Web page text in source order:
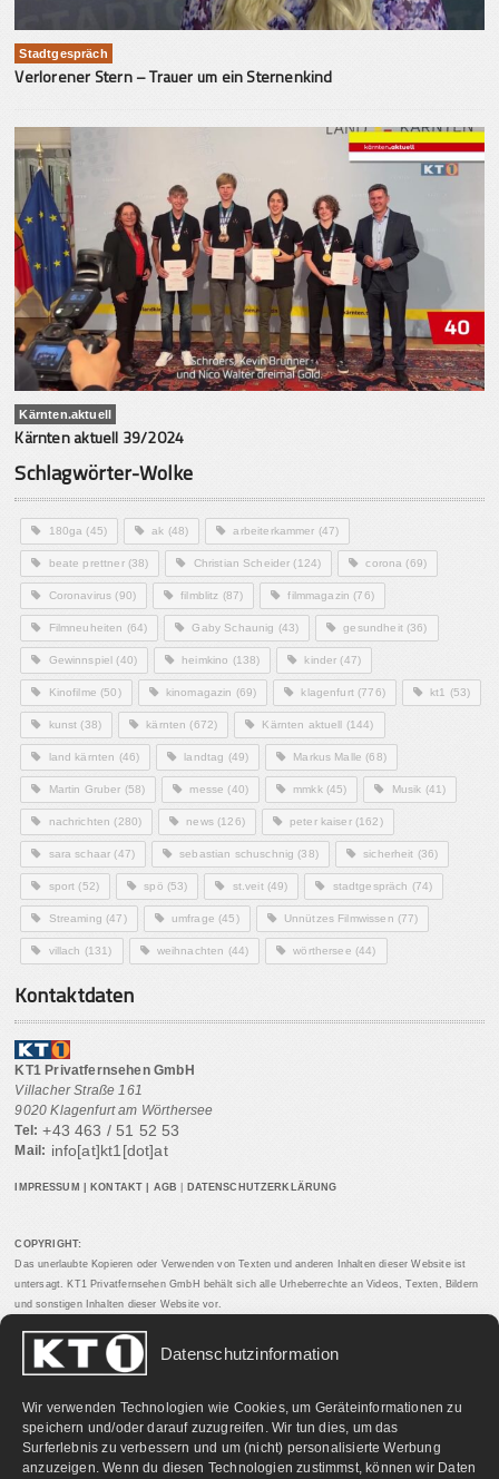
Datenschutzinformation
Wir verwenden Technologien wie Cookies, um Geräteinformationen zu
speichern und/oder darauf zuzugreifen. Wir tun dies, um das
Surferlebnis zu verbessern und um (nicht) personalisierte Werbung
anzuzeigen. Wenn du diesen Technologien zustimmst, können wir Daten
Stadtgespräch
Verlorener Stern – Trauer um ein Sternenkind
Kärnten.aktuell
Kärnten aktuell 39/2024
Schlagwörter-Wolke
180ga (45) ak (48) arbeiterkammer (47)
beate prettner(38) Christian Scheider (124) corona (69)
Coronavirus (90) filmblitz (87) filmmagazin (76)
Filmneuheiten (64) Gaby Schaunig (43) gesundheit(36)
Gewinnspiel (40) heimkino (138) kinder (47)
Kinofilme (50) kinomagazin (69) klagenfurt(776) kt1 (53)
kunst (38) kärnten (672) Kärnten aktuell (144)
land kärnten (46) landtag (49) Markus Malle (68)
Martin Gruber (58) messe (40) mmkk(45) Musik (41)
nachrichten (280) news(126) peter kaiser(162)
sara schaar (47) sebastian schuschnig (38) sicherheit (36)
sport (52) spö (53) st.veit(49) stadtgespräch (74)
Streaming (47) umfrage (45) Unnützes Filmwissen (77)
villach (131) weihnachten (44) wörthersee (44)
Kontaktdaten
KT1 Privatfernsehen GmbH
Villacher Straße 161
9020 Klagenfurt am Wörthersee
Tel: +43 463 / 51 52 53
Mail: info[at]kt1[dot]at
IMPRESSUM KONTAKT AGB DATENSCHUTZERKLÄRUNG
COPYRIGHT:
Das unerlaubte Kopieren oder Verwenden von Texten und anderen Inhalten dieser Website ist
untersagt. KT1 Privatfernsehen GmbH behält sich alle Urheberrechte an Videos, Texten, Bildern
und sonstigen Inhalten dieser Website vor.
PARTNERLINKS: